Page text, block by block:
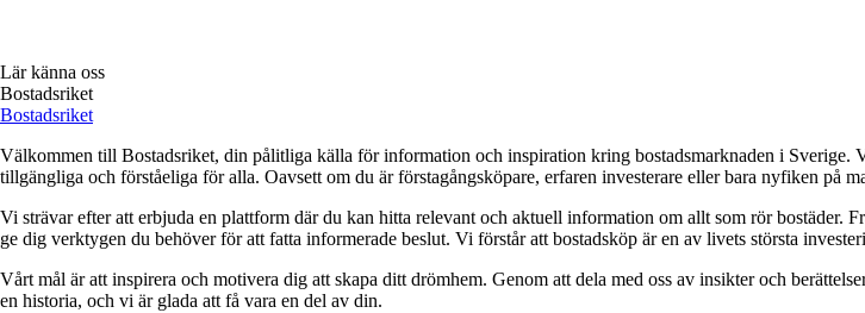
Lär känna oss
Bostadsriket
Bostadsriket
Välkommen till Bostadsriket, din pålitliga källa för information och inspiration kring bostadsmarknaden i Sverige.
tillgängliga och förståeliga för alla. Oavsett om du är förstagångsköpare, erfaren investerare eller bara nyfiken på
Vi strävar efter att erbjuda en plattform där du kan hitta relevant och aktuell information om allt som rör
ge dig verktygen du behöver för att fatta informerade beslut. Vi förstår att bostadsköp är en av livets största
Vårt mål är att inspirera och motivera dig att skapa ditt drömhem. Genom att dela med oss av insikter och
en historia, och vi är glada att få vara en del av din.